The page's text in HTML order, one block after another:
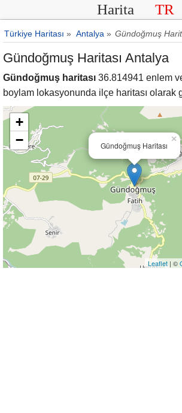
Harita TR
Türkiye Haritası » Antalya » Gündoğmuş
Gündoğmuş Haritası Antalya
Gündoğmuş haritası 36.814941 enlem
boylam lokasyonunda ilçe haritası olarak
Gündoğmuş Haritası
×
+
−
Leaflet | ©